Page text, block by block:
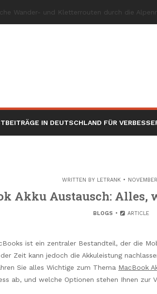
IN DEUTSCHLAND FÜR
WRITTEN BY LETRANK
Akku Austausch: Alles,
BLOGS ARTICLE
ist ein zentraler Bestandteil, der die
Zeit kann jedoch die Akkuleistung
Sie alles Wichtige zum Thema MacBook
ab, und welche Optionen stehen Ihnen zur